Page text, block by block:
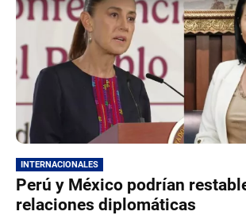
INTERNACIONALES
Perú y México podrían
relaciones diplomáticas